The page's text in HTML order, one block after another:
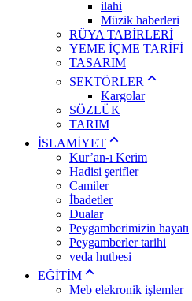
ilahi
Müzik haberleri
RÜYA TABİRLERİ
YEME İÇME TARİFİ
TASARIM
SEKTÖRLER
Kargolar
SÖZLÜK
TARIM
İSLAMİYET
Kur’an-ı Kerim
Hadisi şerifler
Camiler
İbadetler
Dualar
Peygamberimizin hayatı
Peygamberler tarihi
veda hutbesi
EĞİTİM
Meb elekronik işlemler